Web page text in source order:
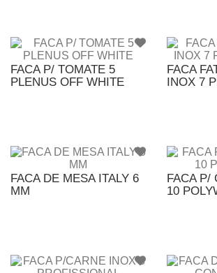
FACA P/ TOMATE 5
PLENUS OFF WHITE
FACA
INOX 7
FACA DE MESA ITALY 6
MM
FACA P/
10